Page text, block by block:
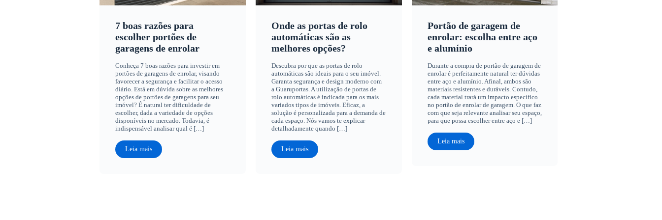
7 boas razões para
escolher portões de
garagens de enrolar
Conheça 7 boas razões para investir em
portões de garagens de enrolar, visando
favorecer a segurança e facilitar o acesso
diário. Está em dúvida sobre as melhores
opções de portões de garagens para seu
imóvel? É natural ter dificuldade de
escolher, dada a variedade de opções
disponíveis no mercado. Todavia, é
indispensável analisar qual é […]
Leia mais
Onde as portas de rolo
automáticas são as
melhores opções?
Descubra por que as portas de rolo
automáticas são ideais para o seu imóvel.
Garanta segurança e design moderno com
a Guaruportas. A utilização de portas de
rolo automáticas é indicada para os mais
variados tipos de imóveis. Eficaz, a
solução é personalizada para a demanda de
cada espaço. Nós vamos te explicar
detalhadamente quando […]
Leia mais
Portão de garagem de
enrolar: escolha entre aço
e alumínio
Durante a compra de portão de garagem de
enrolar é perfeitamente natural ter dúvidas
entre aço e alumínio. Afinal, ambos são
materiais resistentes e duráveis. Contudo,
cada material trará um impacto específico
no portão de enrolar de garagem. O que faz
com que seja relevante analisar seu espaço,
para que possa escolher entre aço e […]
Leia mais